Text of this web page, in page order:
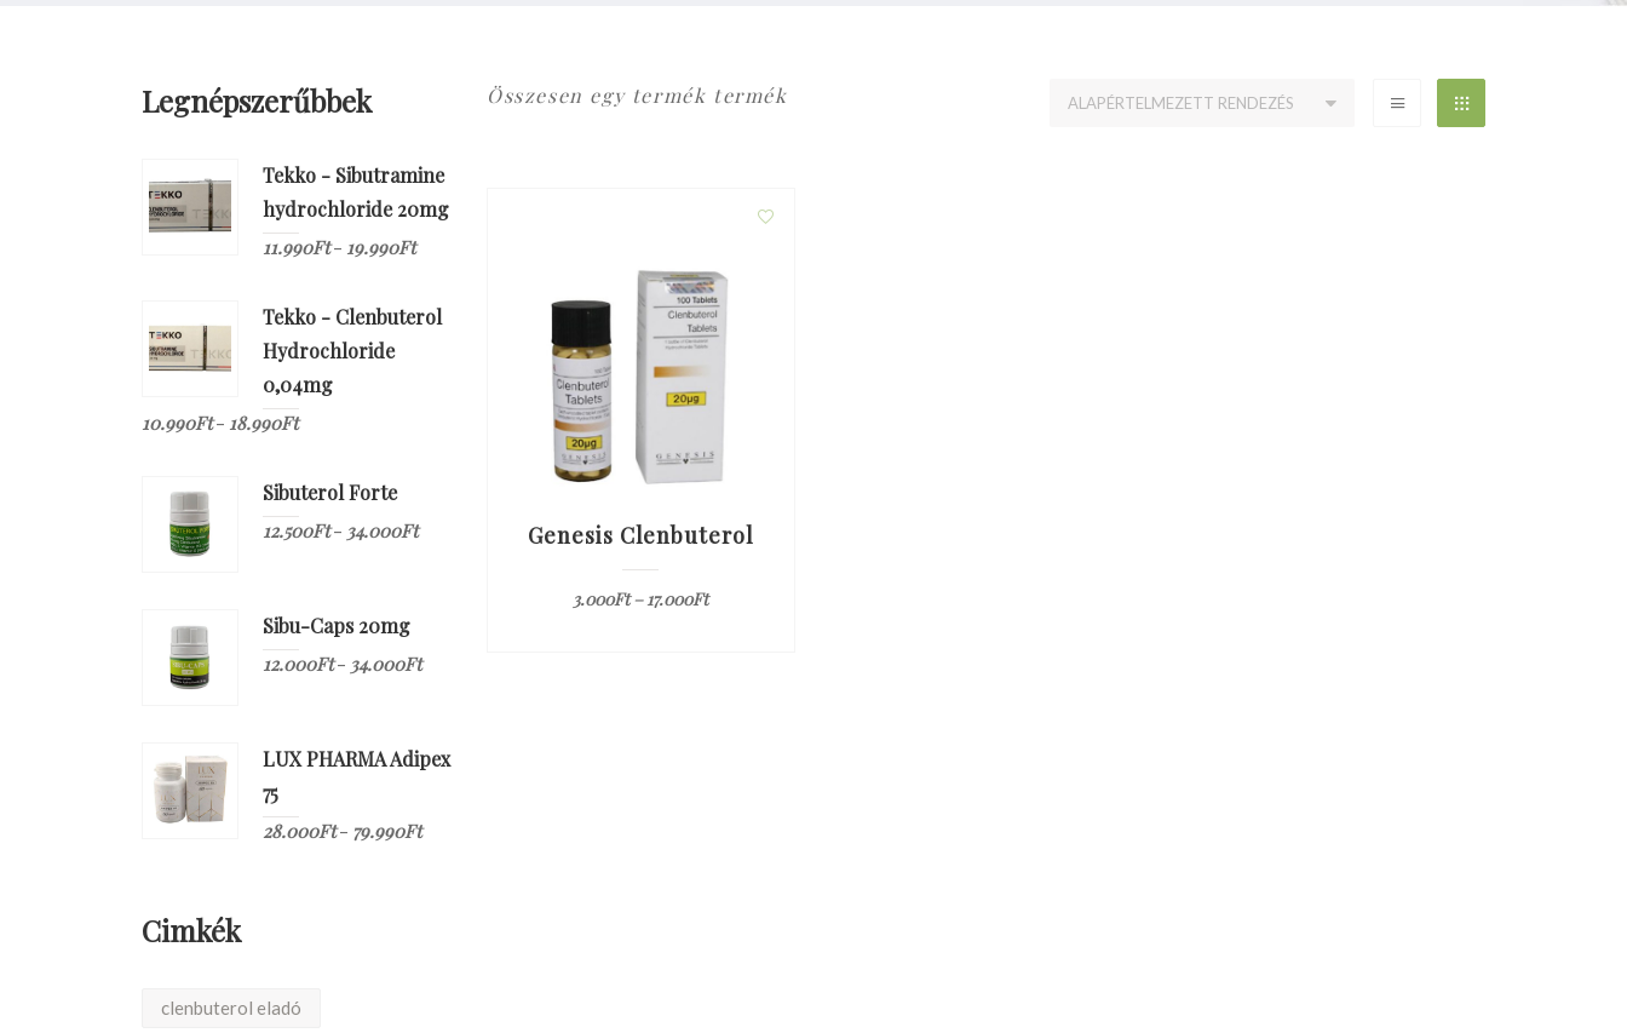
Legnépszerűbbek
Tekko - Sibutramine
hydrochloride 20mg
11.990Ft– 19.990Ft
Tekko - Clenbuterol
Hydrochloride
0,04mg
10.990Ft– 18.990Ft
Sibuterol Forte
12.500Ft– 34.000Ft
Sibu-Caps 20mg
12.000Ft– 34.000Ft
LUX PHARMA Adipex
75
28.000Ft– 79.990Ft
Cimkék
clenbuterol eladó
Összesen egy termék termék
Genesis Clenbuterol
3.000Ft–17.000Ft